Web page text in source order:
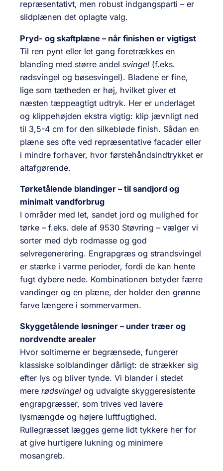
repræsentativt, men robust indgangsparti – er
slidplænen det oplagte valg.
Pryd- og skaftplæne – når finishen er vigtigst
Til ren pynt eller let gang foretrækkes en
blanding med større andel svingel (f.eks.
rødsvingel og bøsesvingel). Bladene er fine,
lige som tætheden er høj, hvilket giver et
næsten tæppeagtigt udtryk. Her er underlaget
og klippehøjden ekstra vigtig: klip jævnligt ned
til 3,5-4 cm for den silkebløde finish. Sådan en
plæne ses ofte ved repræsentative facader eller
i mindre forhaver, hvor førstehåndsindtrykket er
altafgørende.
Tørketålende blandinger – til sandjord og
minimalt vandforbrug
I områder med let, sandet jord og mulighed for
tørke – f.eks. dele af 9530 Støvring – vælger vi
sorter med dyb rodmasse og god
selvregenerering. Engrapgræs og strandsvingel
er stærke i varme perioder, fordi de kan hente
fugt dybere nede. Kombinationen betyder færre
vandinger og en plæne, der holder den grønne
farve længere i sommervarmen.
Skyggetålende løsninger – under træer og
nordvendte arealer
Hvor soltimerne er begrænsede, fungerer
klassiske solblandinger dårligt: de strækker sig
efter lys og bliver tynde. Vi blander i stedet
mere rødsvingel og udvalgte skyggeresistente
engrapgræsser, som trives ved lavere
lysmængde og højere luftfugtighed.
Rullegræsset lægges gerne lidt tykkere her for
at give hurtigere lukning og minimere
mosangreb.